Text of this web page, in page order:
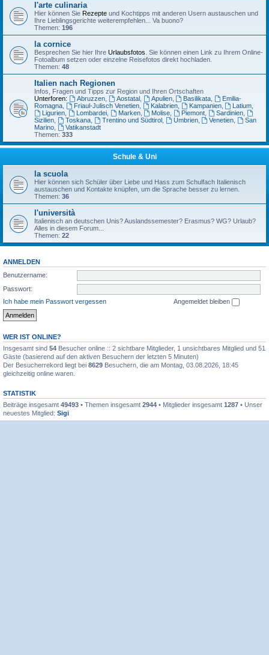
l'arte culinaria
Hier können Sie Rezepte und Kochtipps mit anderen Usern austauschen und
Ihre Lieblingsgerichte weiterempfehlen... Va buono?
Themen: 196
la cornice
Besprechen Sie hier Ihre Urlaubsfotos . Sie können einen Link zu Ihrem Online-
Fotoalbum setzen oder einzelne Reisefotos direkt hochladen.
Themen: 48
Italien nach Regionen
Infos, Fragen und Tipps zur Region und Ihren Ortschaften
Unterforen:
Abruzzen, Aostatal, Apulien, Basilikata
Emilia-
Romagna
Friaul-Julisch Venetien, Kalabrien, Kampanien, Latium
Ligurien, Lombardei, Marken, Molise Piemont Sardinien
Sizilien
Toskana, Trentino und Südtirol, Umbrien, Venetien
San
Marino
Vatikanstadt
Themen: 333
Schule & Uni
la scuola
Hier können sich Schüler über Liebe und Hass zum Schulfach Italienisch
austauschen und Kontakte knüpfen, um die Sprache besser zu lernen.
Themen: 36
l'università
Italienisch an deutschen Unis? Auslandssemester? Erasmus? WG? Urlaub?
Alles in diesem Forum...
Themen: 22
ANMELDEN
Benutzername:
Passwort:
Ich habe mein Passwort vergessen
Angemeldet bleiben
WER IST ONLINE?
Insgesamt sind 54 Besucher online :: 2 sichtbare Mitglieder, 1 unsichtbares Mitglied und 51
Gäste (basierend auf den aktiven Besuchern der letzten 5 Minuten)
Der Besucherrekord liegt bei 8629 Besuchern, die am Montag, 03.08.2026, 18:45
gleichzeitig online waren.
STATISTIK
Beiträge insgesamt 49493 • Themen insgesamt 2944 • Mitglieder insgesamt 1287 • Unser
neuestes Mitglied: Sigi